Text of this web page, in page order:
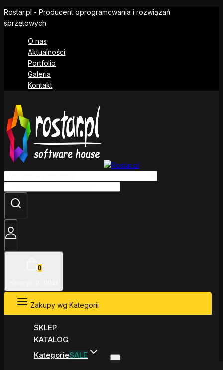
Skip
to
Rostar.pl - Producent oprogramowania i rozwiązań
sprzętowych
O nas
Aktualności
Portfolio
Galeria
Kontakt
0
Zakupy wg Kategorii
SKLEP
KATALOG
KategorieSALE